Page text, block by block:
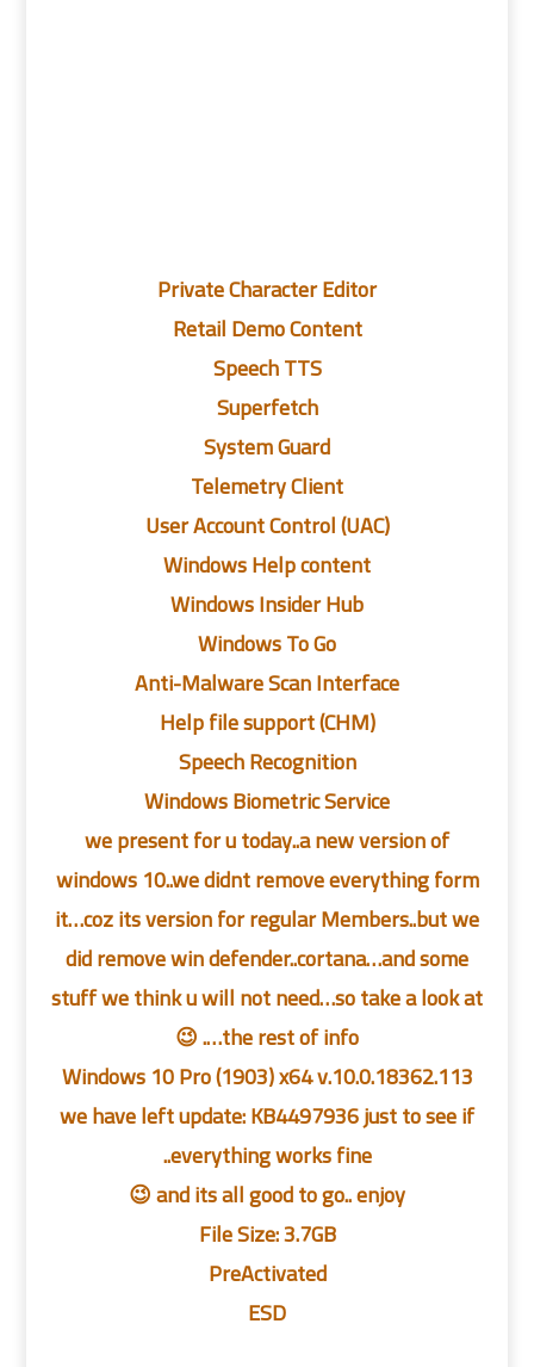
Private Character Editor
Retail Demo Content
Speech TTS
Superfetch
System Guard
Telemetry Client
User Account Control (UAC)
Windows Help content
Windows Insider Hub
Windows To Go
Anti-Malware Scan Interface
Help file support (CHM)
Speech Recognition
Windows Biometric Service
we present for u today..a new version of
windows 10..we didnt remove everything form
it…coz its version for regular Members..but we
did remove win defender..cortana…and some
stuff we think u will not need…so take a look at
the rest of info…. 😉
Windows 10 Pro (1903) x64 v.10.0.18362.113
we have left update: KB4497936 just to see if
everything works fine..
and its all good to go.. enjoy 😉
File Size: 3.7GB
PreActivated
ESD